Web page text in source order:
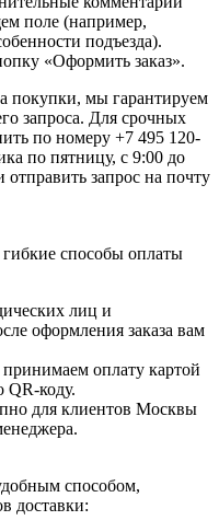
поле (например,
подъезда).
«Оформить заказ».
покупки, мы гарантируем
запроса. Для срочных
по номеру +7 495 120-
по пятницу, с 9:00 до
запрос на почту
способы оплаты
лиц и
оформления заказа вам
оплату картой
коду.
для клиентов Москвы
способом,
доставки: